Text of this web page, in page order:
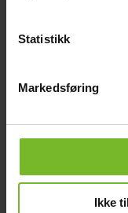
Statistikk
Markedsføring
Ikke